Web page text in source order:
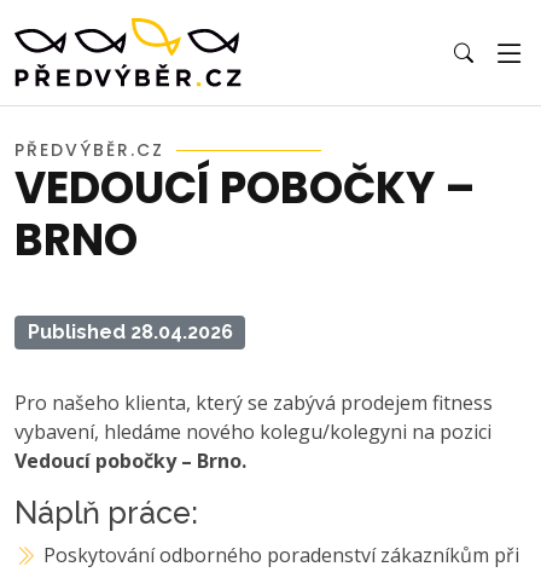
PŘEDVÝBĚR.CZ
VEDOUCÍ POBOČKY –
BRNO
Published 28.04.2026
Pro našeho klienta, který se zabývá prodejem fitness
vybavení, hledáme nového kolegu/kolegyni na pozici
Vedoucí pobočky – Brno.
Náplň práce:
Poskytování odborného poradenství zákazníkům při